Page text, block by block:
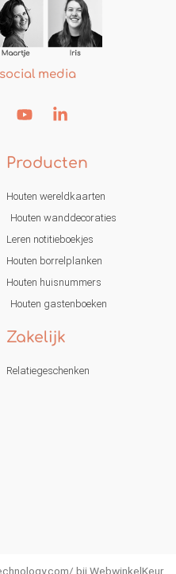
media
Producten
Houten wereldkaarten
Houten wanddecoraties
Leren notitieboekjes
Houten borrelplanken
Houten huisnummers
Houten gastenboeken
Zakelijk
Relatiegeschenken
bij WebwinkelKeur